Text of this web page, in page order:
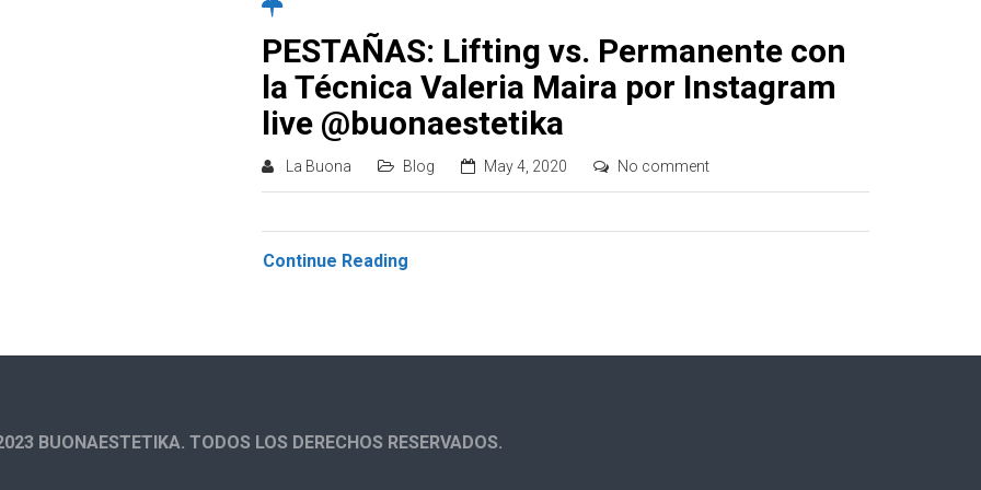
PESTAÑAS: Lifting vs. Permanente con
la Técnica Valeria Maira por Instagram
live @buonaestetika
La Buona Blog May 4, 2020 No comment
Continue Reading
BUONAESTETIKA. TODOS LOS DERECHOS RESERVADOS.